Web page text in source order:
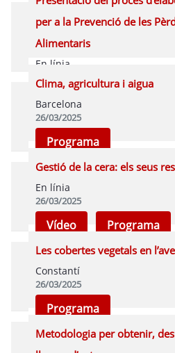
per a la Prevenció de les
Alimentaris
En línia
26/03/2025
Vídeo
Clima, agricultura i aigua
Barcelona
26/03/2025
Programa
Gestió de la cera: els seus
En línia
26/03/2025
Vídeo Programa
Les cobertes vegetals en
Constantí
26/03/2025
Programa
Metodologia per obtenir,